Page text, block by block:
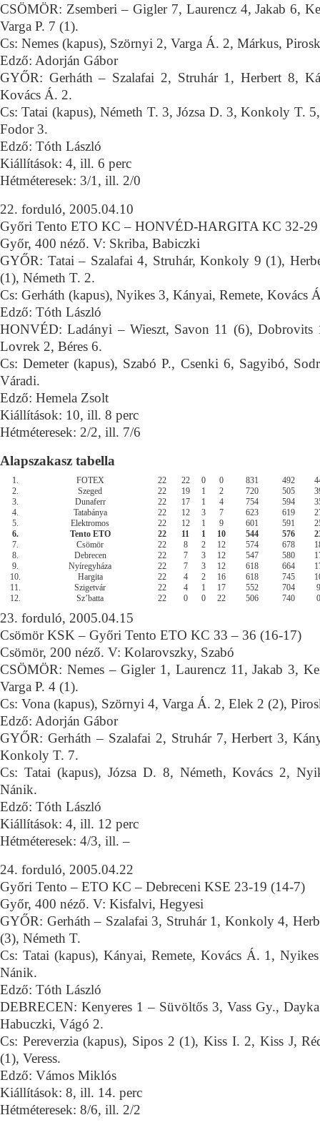
CSÖMÖR: Zsemberi – Gigler 7, Laurencz 4, Jakab 6,
Varga P. 7 (1).
Cs: Nemes (kapus), Szörnyi 2, Varga Á. 2, Márkus,
Edző: Adorján Gábor
GYŐR: Gerháth – Szalafai 2, Struhár 1, Herbert 8,
Kovács Á. 2.
Cs: Tatai (kapus), Németh T. 3, Józsa D. 3, Konkoly T.
Fodor 3.
Edző: Tóth László
Kiállítások: 4, ill. 6 perc
Hétméteresek: 3/1, ill. 2/0
22. forduló, 2005.04.10
Győri Tento ETO KC – HONVÉD-HARGITA KC 32-29
Győr, 400 néző. V: Skriba, Babiczki
GYŐR: Tatai – Szalafai 4, Struhár, Konkoly 9 (1),
(1), Németh T. 2.
Cs: Gerháth (kapus), Nyikes 3, Kányai, Remete, Kovács
Edző: Tóth László
HONVÉD: Ladányi – Wieszt, Savon 11 (6), Dobrovits
Lovrek 2, Béres 6.
Cs: Demeter (kapus), Szabó P., Csenki 6, Sagyibó,
Váradi.
Edző: Hemela Zsolt
Kiállítások: 10, ill. 8 perc
Hétméteresek: 2/2, ill. 7/6
Alapszakasz tabella
1. FOTEX 22 22 0 0 831 492
2.
Szeged 22 19 1 2 720 505
3.
Dunaferr 22 17 1 4 754 594
4.
Tatabánya 22 12 3 7 623 619
5.
Elektromos 22 12 1 9 601 591
6.
Tento ETO 22 11 1 10 544 576
7.
Csömör 22 8 2 12 574 678
8.
Debrecen 22 7 3 12 547 580
9.
Nyíregyháza 22 7 3 12 618 664
10.
Hargita 22 4 2 16 618 745
11.
Szigetvár 22 4 1 17 552 704
9
12.
Sz’batta 22 0 0 22 506 740 0
23. forduló, 2005.04.15
Csömör KSK – Győri Tento ETO KC 33 – 36 (16-17)
Csömör, 200 néző. V: Kolarovszky, Szabó
CSÖMÖR: Nemes – Gigler 1, Laurencz 11, Jakab 3,
Varga P. 4 (1).
Cs: Vona (kapus), Szörnyi 4, Varga Á. 2, Elek 2 (2),
Edző: Adorján Gábor
GYŐR: Gerháth – Szalafai 2, Struhár 7, Herbert 3,
Konkoly T. 7.
Cs: Tatai (kapus), Józsa D. 8, Németh, Kovács 2,
Nánik.
Edző: Tóth László
Kiállítások: 4, ill. 12 perc
Hétméteresek: 4/3, ill. –
24. forduló, 2005.04.22
Győri Tento – ETO KC – Debreceni KSE 23-19 (14-7)
Győr, 400 néző. V: Kisfalvi, Hegyesi
GYŐR: Gerháth – Szalafai 3, Struhár 1, Konkoly 4,
(3), Németh T.
Cs: Tatai (kapus), Kányai, Remete, Kovács Á. 1,
Nánik.
Edző: Tóth László
DEBRECEN: Kenyeres 1 – Süvöltős 3, Vass Gy.,
Habuczki, Vágó 2.
Cs: Pereverzia (kapus), Sipos 2 (1), Kiss I. 2, Kiss J,
(1), Veress.
Edző: Vámos Miklós
Kiállítások: 8, ill. 14. perc
Hétméteresek: 8/6, ill. 2/2